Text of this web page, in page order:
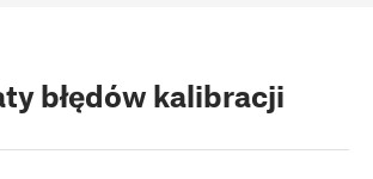
błędów kalibracji